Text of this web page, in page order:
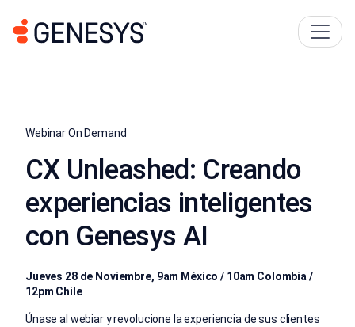
Webinar On Demand
CX Unleashed: Creando
experiencias inteligentes
con Genesys AI
Jueves 28 de Noviembre, 9am México / 10am Colombia /
12pm Chile
Únase al webiar y revolucione la experiencia de sus clientes